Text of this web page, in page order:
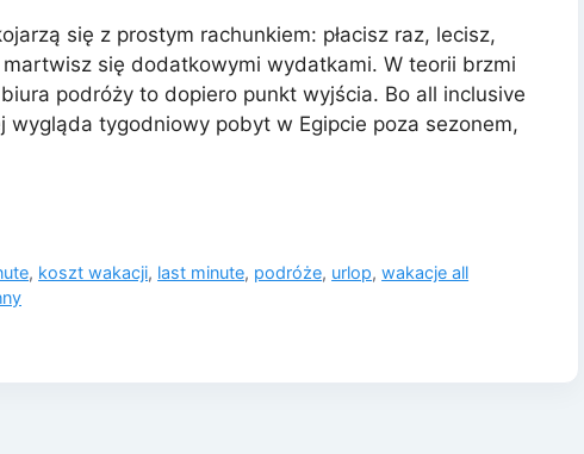
się z prostym rachunkiem: płacisz raz, lecisz,
się dodatkowymi wydatkami. W teorii brzmi
podróży to dopiero punkt wyjścia. Bo all inclusive
wygląda tygodniowy pobyt w Egipcie poza sezonem,
, koszt wakacji, last minute, podróże, urlop,wakacje all